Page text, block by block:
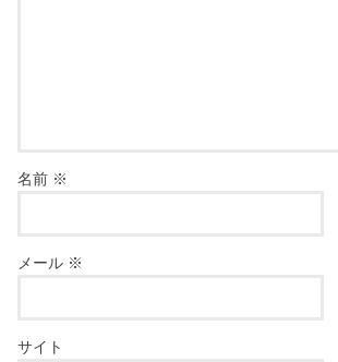
名前 ※
メール ※
サイト